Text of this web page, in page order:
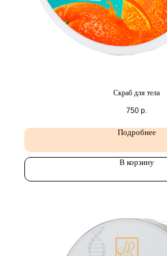
Скраб для тела
750 р.
Подробнее
В корзину